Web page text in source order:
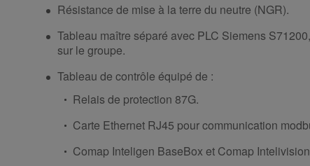
Résistance de mise à la terre du neutre (NGR).
Tableau maître séparé avec PLC Siemens
sur le groupe.
Tableau de contrôle équipé de :
Relais de protection 87G.
Carte Ethernet RJ45 pour communication
Comap Inteligen BaseBox et Comap